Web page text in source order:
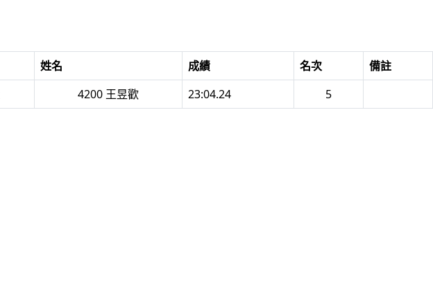
姓名 成績 名次
備註
4200 王昱歡 23:04.24 5